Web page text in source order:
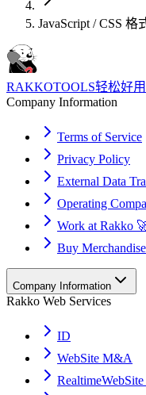
JavaScript / CSS 格
RAKKOTOOLS轻松好
Company Information
Terms of Service
Privacy Policy
External Data
Operating
Work at Rakko
Buy
Company Information
Rakko Web Services
ID
WebSite M&A